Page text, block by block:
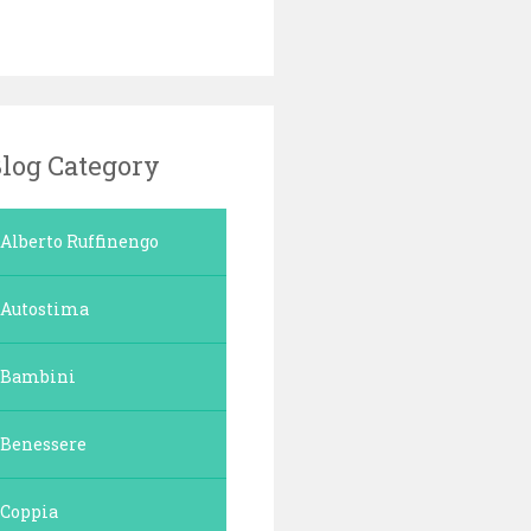
Category
Alberto Ruffinengo
Autostima
Bambini
Benessere
Coppia